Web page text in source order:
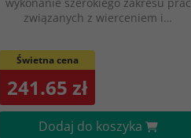
związanych z wierceniem i…
Świetna cena
241.65 zł
Dodaj do koszyka